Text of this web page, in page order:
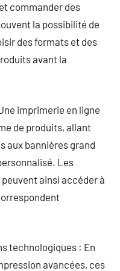
commander des
la possibilité de
des formats et des
avant la
imprimerie en ligne
de produits, allant
aux bannières grand
Les
ainsi accéder à
technologiques : En
avancées, ces